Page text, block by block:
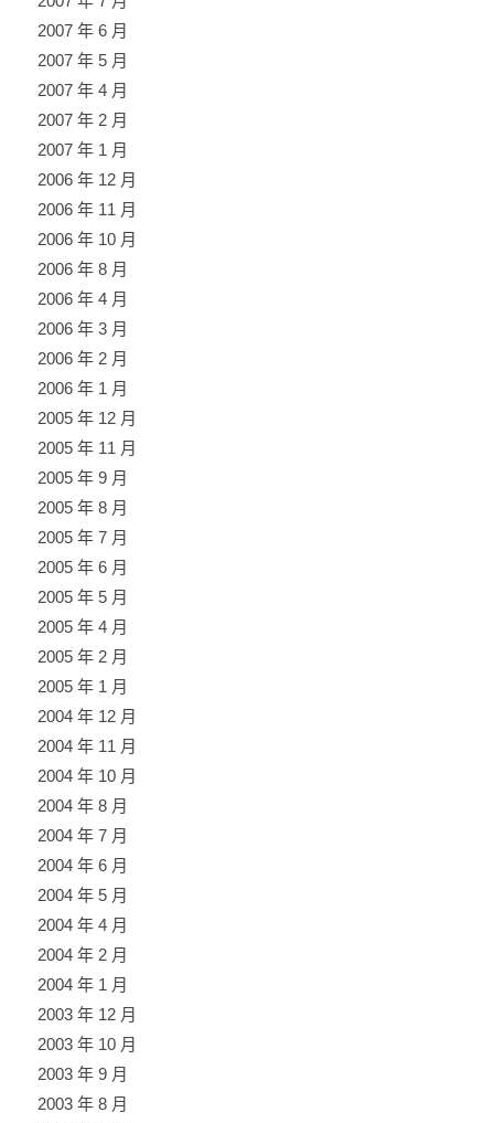
2007 年 6 月
2007 年 5 月
2007 年 4 月
2007 年 2 月
2007 年 1 月
2006 年 12 月
2006 年 11 月
2006 年 10 月
2006 年 8 月
2006 年 4 月
2006 年 3 月
2006 年 2 月
2006 年 1 月
2005 年 12 月
2005 年 11 月
2005 年 9 月
2005 年 8 月
2005 年 7 月
2005 年 6 月
2005 年 5 月
2005 年 4 月
2005 年 2 月
2005 年 1 月
2004 年 12 月
2004 年 11 月
2004 年 10 月
2004 年 8 月
2004 年 7 月
2004 年 6 月
2004 年 5 月
2004 年 4 月
2004 年 2 月
2004 年 1 月
2003 年 12 月
2003 年 10 月
2003 年 9 月
2003 年 8 月